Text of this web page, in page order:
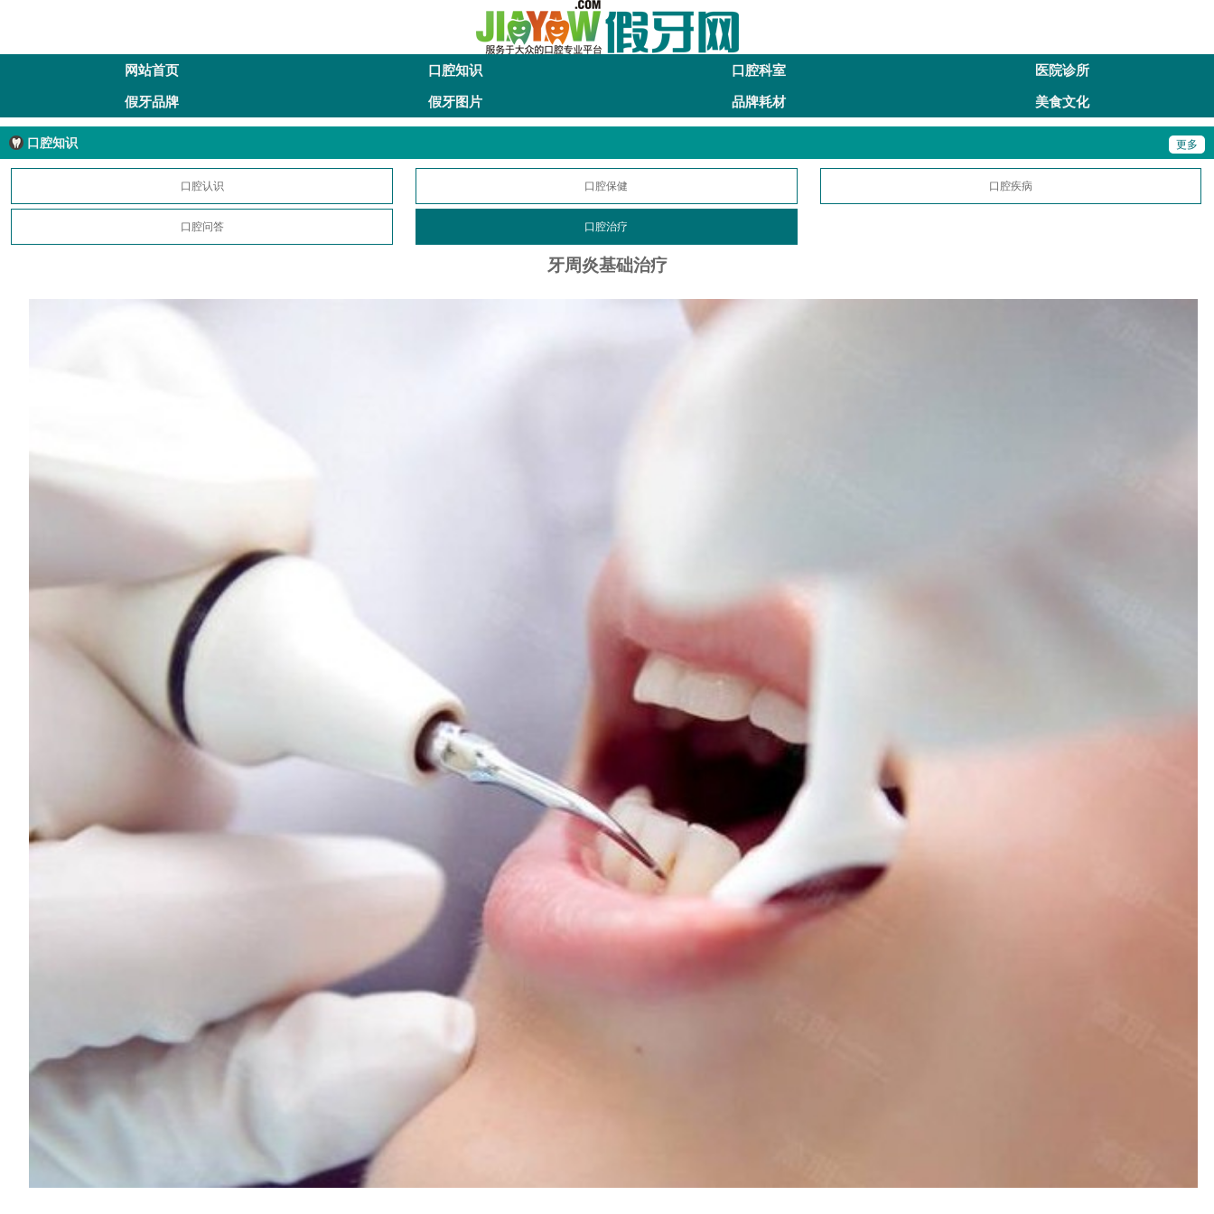
网站首页 口腔知识 口腔科室 医院诊所
假牙品牌 假牙图片 品牌耗材 美食文化
口腔知识 更多
口腔认识 口腔保健 口腔疾病
口腔问答 口腔治疗
牙周炎基础治疗